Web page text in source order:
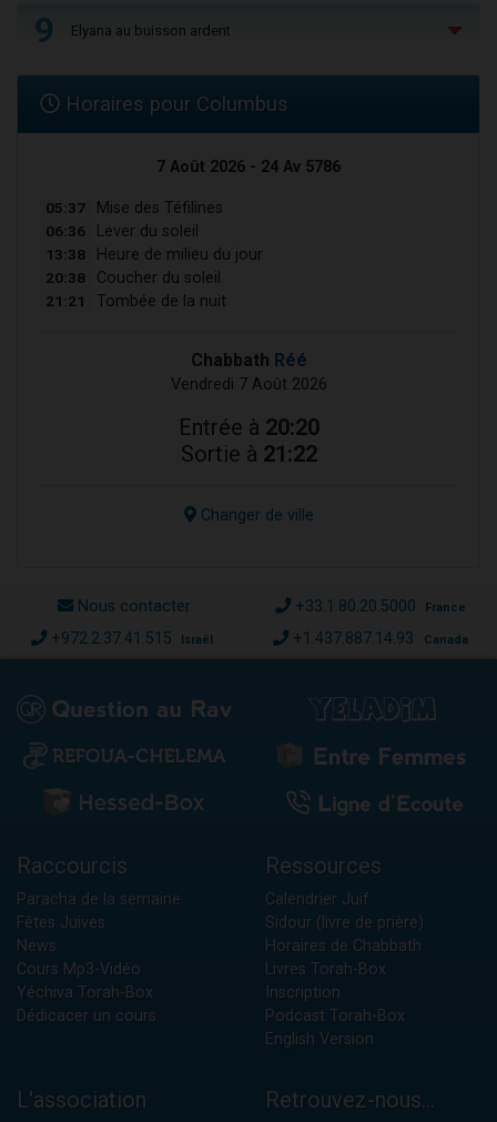
9 Elyana au buisson ardent
Horaires pour Columbus
7 Août 2026 - 24 Av 5786
05:37 Mise des Téfilines
06:36 Lever du soleil
13:38 Heure de milieu du jour
20:38 Coucher du soleil
21:21 Tombée de la nuit
Chabbath Réé
Vendredi 7 Août 2026
Entrée à 20:20
Sortie à 21:22
Changer de ville
Nous contacter +33.1.80.20.5000 France
+972.2.37.41.515 Israël +1.437.887.14.93 Canada
Raccourcis
Paracha de la semaine
Fêtes Juives
News
Cours Mp3-Vidéo
Yéchiva Torah-Box
Dédicacer un cours
Ressources
Calendrier Juif
Sidour (livre de prière)
Horaires de Chabbath
Livres Torah-Box
Inscription
Podcast Torah-Box
English Version
L'association Retrouvez-nous...